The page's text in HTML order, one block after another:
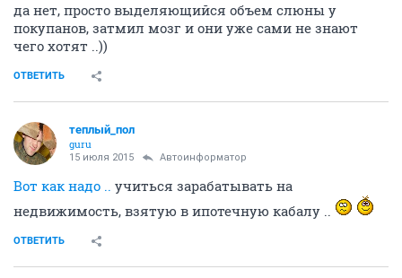
да нет, просто выделяющийся объем слюны у
покупанов, затмил мозг и они уже сами не знают
чего хотят ..))
ОТВЕТИТЬ
теплый_пол
guru
15 июля 2015 Автоинформатор
Вот как надо .. учиться зарабатывать на
недвижимость, взятую в ипотечную кабалу ..
ОТВЕТИТЬ